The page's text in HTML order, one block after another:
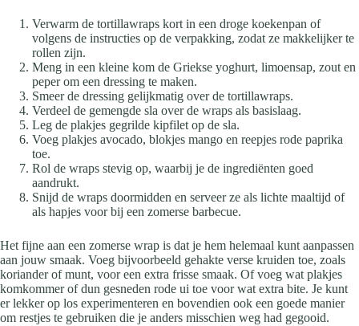
Verwarm de tortillawraps kort in een droge koekenpan of
volgens de instructies op de verpakking, zodat ze makkelijker te
rollen zijn.
Meng in een kleine kom de Griekse yoghurt, limoensap, zout en
peper om een dressing te maken.
Smeer de dressing gelijkmatig over de tortillawraps.
Verdeel de gemengde sla over de wraps als basislaag.
Leg de plakjes gegrilde kipfilet op de sla.
Voeg plakjes avocado, blokjes mango en reepjes rode paprika
toe.
Rol de wraps stevig op, waarbij je de ingrediënten goed
aandrukt.
Snijd de wraps doormidden en serveer ze als lichte maaltijd of
als hapjes voor bij een zomerse barbecue.
Het fijne aan een zomerse wrap is dat je hem helemaal kunt aanpassen
aan jouw smaak. Voeg bijvoorbeeld gehakte verse kruiden toe, zoals
koriander of munt, voor een extra frisse smaak. Of voeg wat plakjes
komkommer of dun gesneden rode ui toe voor wat extra bite. Je kunt
er lekker op los experimenteren en bovendien ook een goede manier
om restjes te gebruiken die je anders misschien weg had gegooid.